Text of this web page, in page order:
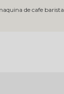
de cafe barista